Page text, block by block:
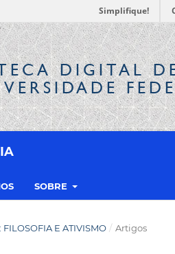
Simplifique!
DIGITAL
SOBRE
FILOSOFIA E ATIVISMO / Artigos